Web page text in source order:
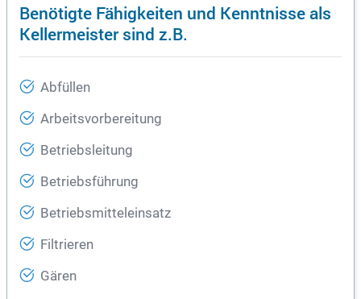
Benötigte Fähigkeiten und Kenntnisse als
Kellermeister sind z.B.
Abfüllen
Arbeitsvorbereitung
Betriebsleitung
Betriebsführung
Betriebsmitteleinsatz
Filtrieren
Gären